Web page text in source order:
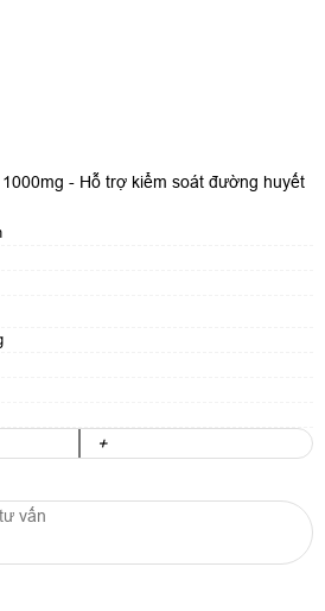
- Hỗ trợ kiểm soát đường huyết
+